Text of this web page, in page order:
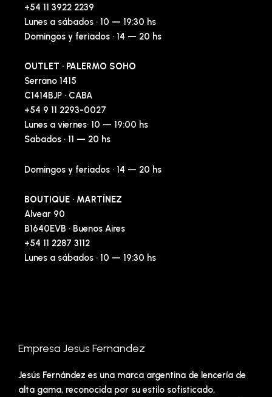
+54 11 3922 2239
Lunes a sábados · 10 — 19:30 hs
Domingos y feriados · 14 — 20 hs
OUTLET · PALERMO SOHO
Serrano 1415
C1414BJP · CABA
+54 9 11 2293-0027
Lunes a viernes· 10 — 19:00 hs
Sabados · 11 — 20 hs
Domingos y feriados · 14 — 20 hs
BOUTIQUE · MARTÍNEZ
Alvear 90
B1640EVB · Buenos Aires
+54 11 2287 3112
Lunes a sábados · 10 — 19:30 hs
Empresa Jesus Fernandez
Jesús Fernández es una marca argentina de lencería de
alta gama, reconocida por su estilo sofisticado,